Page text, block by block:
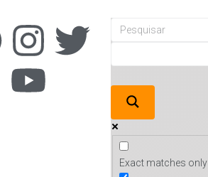
Exact matches only